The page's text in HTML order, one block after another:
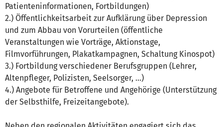
Patienteninformationen, Fortbildungen)
2.) Öffentlichkeitsarbeit zur Aufklärung über Depression
und zum Abbau von Vorurteilen (öffentliche
Veranstaltungen wie Vorträge, Aktionstage,
Filmvorführungen, Plakatkampagnen, Schaltung Kinospot)
3.) Fortbildung verschiedener Berufsgruppen (Lehrer,
Altenpfleger, Polizisten, Seelsorger, …)
4.) Angebote für Betroffene und Angehörige (Unterstützung
der Selbsthilfe, Freizeitangebote).